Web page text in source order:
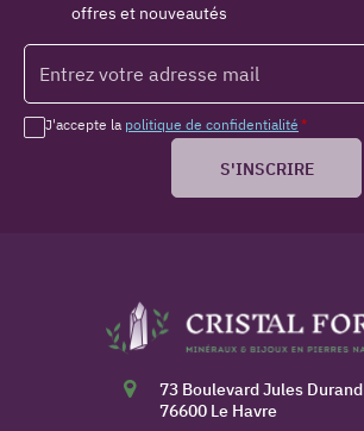
offres et nouveautés
J'accepte la politique de confidentialité *
S'INSCRIRE
73 Boulevard Jules Durand
76600 Le Havre